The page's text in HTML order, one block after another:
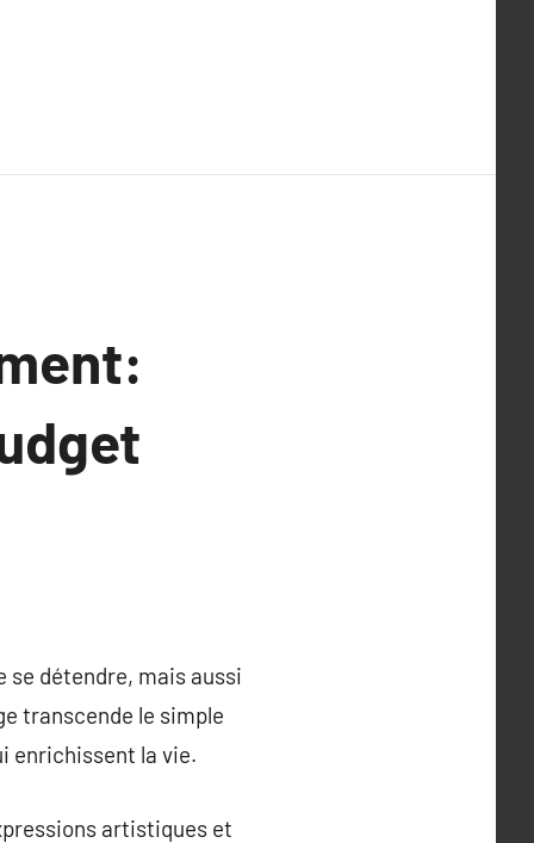
se détendre, mais aussi
transcende le simple
enrichissent la vie.
artistiques et